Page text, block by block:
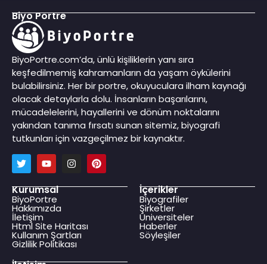
Biyo Portre
BiyoPortre.com’da, ünlü kişiliklerin yanı sıra
keşfedilmemiş kahramanların da yaşam öykülerini
bulabilirsiniz. Her bir portre, okuyuculara ilham kaynağı
olacak detaylarla dolu. İnsanların başarılarını,
mücadelelerini, hayallerini ve dönüm noktalarını
yakından tanıma fırsatı sunan sitemiz, biyografi
tutkunları için vazgeçilmez bir kaynaktır.
Kurumsal
BiyoPortre
Hakkımızda
İletişim
Html Site Haritası
Kullanım Şartları
Gizlilik Politikası
İçerikler
Biyografiler
Şirketler
Üniversiteler
Haberler
Söyleşiler